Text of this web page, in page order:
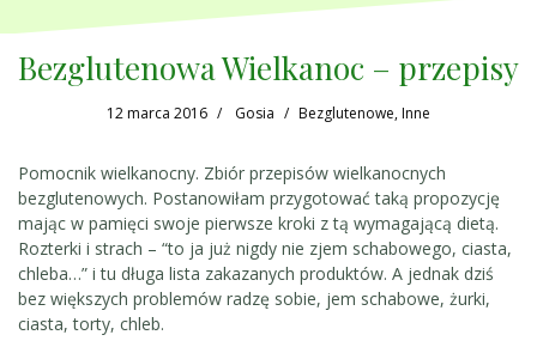
Bezglutenowa Wielkanoc – przepisy
12 marca 2016 Gosia Bezglutenowe,Inne
Pomocnik wielkanocny. Zbiór przepisów wielkanocnych
bezglutenowych. Postanowiłam przygotować taką propozycję
mając w pamięci swoje pierwsze kroki z tą wymagającą dietą.
Rozterki i strach – “to ja już nigdy nie zjem schabowego, ciasta,
chleba…” i tu długa lista zakazanych produktów. A jednak dziś
bez większych problemów radzę sobie, jem schabowe, żurki,
ciasta, torty, chleb.